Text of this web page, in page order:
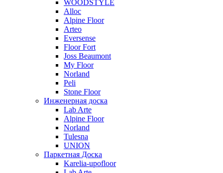
WOODSTYLE
Alloc
Alpine Floor
Arteo
Eversense
Floor Fort
Joss Beaumont
My Floor
Norland
Peli
Stone Floor
Инженерная доска
Lab Arte
Alpine Floor
Norland
Tulesna
UNION
Паркетная Доска
Karelia-upofloor